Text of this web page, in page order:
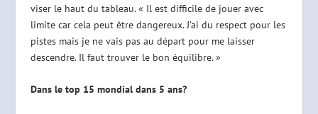
viser le haut du tableau. « Il est difficile de jouer avec
limite car cela peut être dangereux. J’ai du respect pour les
pistes mais je ne vais pas au départ pour me laisser
descendre. Il faut trouver le bon équilibre. »
Dans le top 15 mondial dans 5 ans?